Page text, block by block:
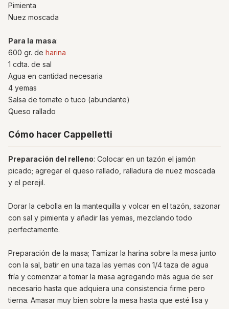
Pimienta
Nuez moscada
Para la masa:
600 gr. de harina
1 cdta. de sal
Agua en cantidad necesaria
4 yemas
Salsa de tomate o tuco (abundante)
Queso rallado
Cómo hacer Cappelletti
Preparación del relleno: Colocar en un tazón el jamón
picado; agregar el queso rallado, ralladura de nuez moscada
y el perejil.
Dorar la cebolla en la mantequilla y volcar en el tazón, sazonar
con sal y pimienta y añadir las yemas, mezclando todo
perfectamente.
Preparación de la masa; Tamizar la harina sobre la mesa junto
con la sal, batir en una taza las yemas con 1/4 taza de agua
fría y comenzar a tomar la masa agregando más agua de ser
necesario hasta que adquiera una consistencia firme pero
tierna. Amasar muy bien sobre la mesa hasta que esté lisa y